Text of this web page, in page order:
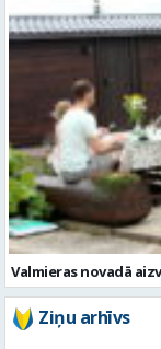
Valmieras novadā
Ziņu arhīvs